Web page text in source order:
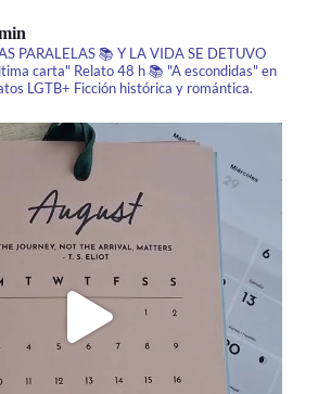
PARALELAS📚 Y LA VIDA SE DETUVO
carta" Relato 48 h📚 "A escondidas" en
LGTB+ Ficción histórica y romántica.